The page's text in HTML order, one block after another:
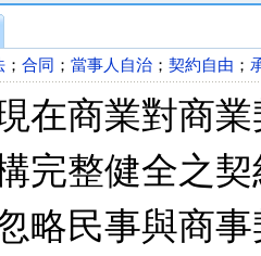
； 合同 ； 當事人自治 ； 契約自由 ；
在商業對商
完整健全之
略民事與商